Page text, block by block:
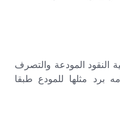
النقود المودعة والتصرف
برد مثلها للمودع طبقا